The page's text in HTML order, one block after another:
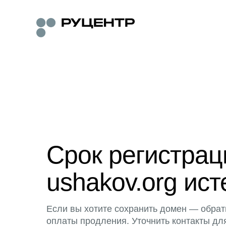
Срок
ushakov.org
Если вы хотите сохранить домен —
оплаты продления. Уточнить контакты